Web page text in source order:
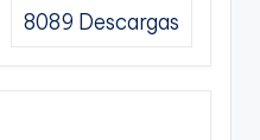
8089 Descargas